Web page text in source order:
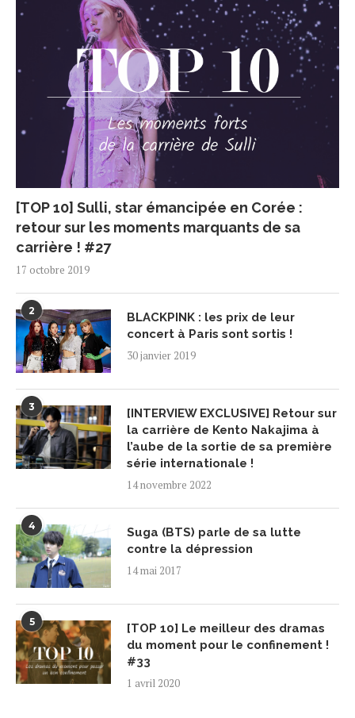
[TOP 10] Sulli, star émancipée en Corée :
retour sur les moments marquants de sa
carrière ! #27
17 octobre 2019
2
BLACKPINK : les prix de leur
concert à Paris sont sortis !
30 janvier 2019
3
[INTERVIEW EXCLUSIVE] Retour sur
la carrière de Kento Nakajima à
l’aube de la sortie de sa première
série internationale !
14 novembre 2022
4
Suga (BTS) parle de sa lutte
contre la dépression
14 mai 2017
5
[TOP 10] Le meilleur des dramas
du moment pour le confinement !
#33
1 avril 2020